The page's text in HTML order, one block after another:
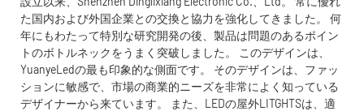
た国内および外国企業との交換と協力を強化してきました。 何
年にもわたって特別な研究開発の後、製品は問題のあるポイン
トのボトルネックをうまく突破しました。 このデザインは、
YuanyeLedの最も印象的な側面です。 そのデザインは、ファッ
ションに敏感で、市場の商業的ニーズを非常によく知っている
デザイナーから来ています。 また、LEDの屋外LITGHTSは、適